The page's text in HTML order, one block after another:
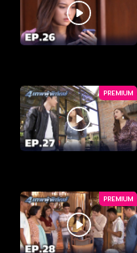
PREMIUM
PREMIUM